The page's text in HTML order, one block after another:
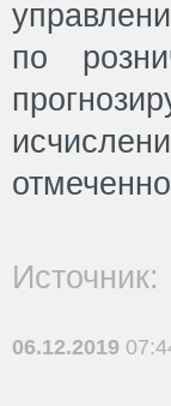
по
06.12.2019